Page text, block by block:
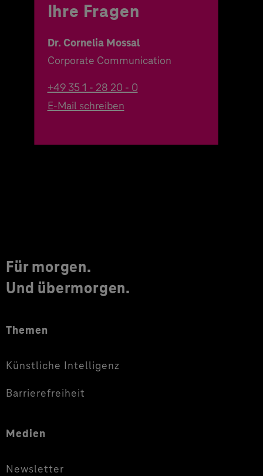
Ihre Fragen
Dr. Cornelia Mossal
Corporate Communication
+49 35 1 - 28 20 - 0
E-Mail schreiben
Für morgen.
Und übermorgen.
Themen
Künstliche Intelligenz
Barrierefreiheit
Medien
Newsletter